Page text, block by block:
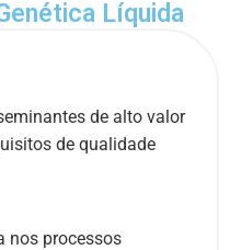
Líquida
de alto valor
de qualidade
nos processos